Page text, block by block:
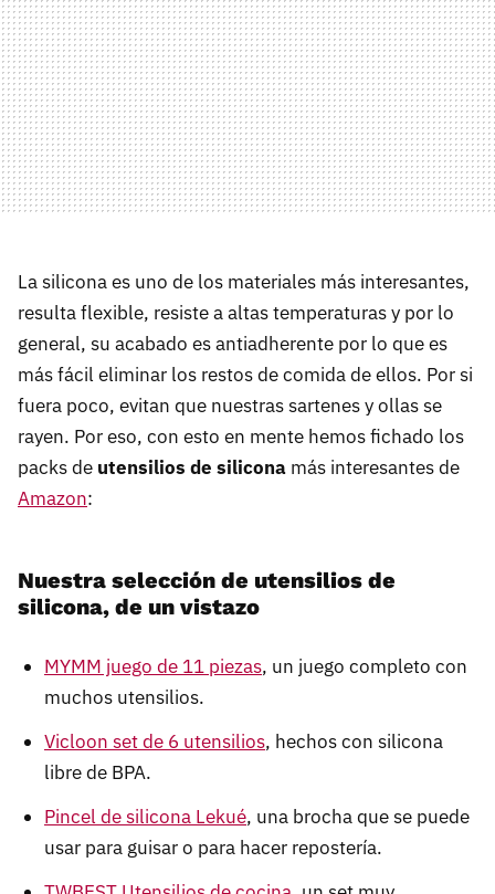
La silicona es uno de los materiales más interesantes,
resulta flexible, resiste a altas temperaturas y por lo
general, su acabado es antiadherente por lo que es
más fácil eliminar los restos de comida de ellos. Por si
fuera poco, evitan que nuestras sartenes y ollas se
rayen. Por eso, con esto en mente hemos fichado los
packs de utensilios de silicona más interesantes de
Amazon:
Nuestra selección de utensilios de
silicona, de un vistazo
MYMM juego de 11 piezas, un juego completo con
muchos utensilios.
Vicloon set de 6 utensilios, hechos con silicona
libre de BPA.
Pincel de silicona Lekué, una brocha que se puede
usar para guisar o para hacer repostería.